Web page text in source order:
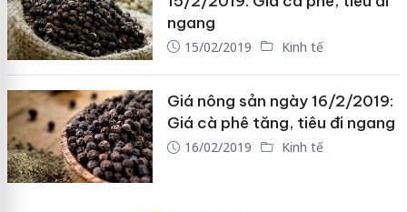
ngang
15/02/2019 Kinh tế
Giá nông sản ngày 16/2/2019:
Giá cà phê tăng, tiêu đi ngang
16/02/2019 Kinh tế